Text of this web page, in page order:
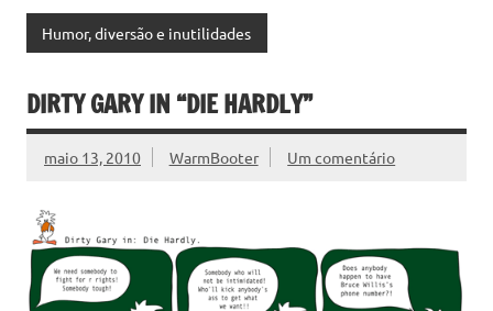
Humor, diversão e inutilidades
DIRTY GARY IN “DIE HARDLY”
maio 13, 2010 WarmBooter Um comentário